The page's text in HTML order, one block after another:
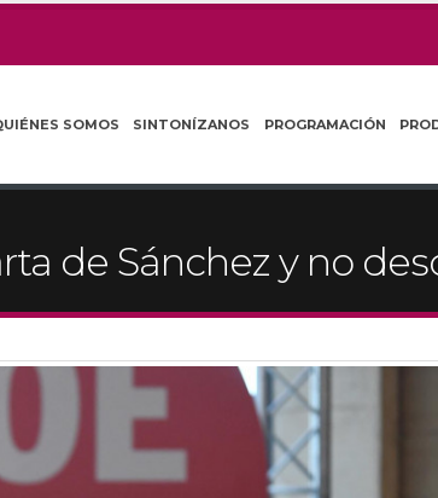
SOMOS SINTONÍZANOS PROGRAMACIÓN
de Sánchez y no